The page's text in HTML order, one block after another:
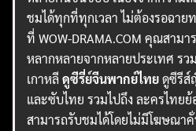
ชมได้ทุกที่ทุกเวลา ไม่ต้องรอฉาย
ที่ WOW-DRAMA.COM คุณสาม
หลากหลายจากหลายประเทศ รว
เกาหลีดูซีรี่ย์จีนพากย์ไทยดูซีรีส์
และซับไทย รวมไปถึง ละครไทย
สามารถรับชมได้โดยไม่มีโฆษณา